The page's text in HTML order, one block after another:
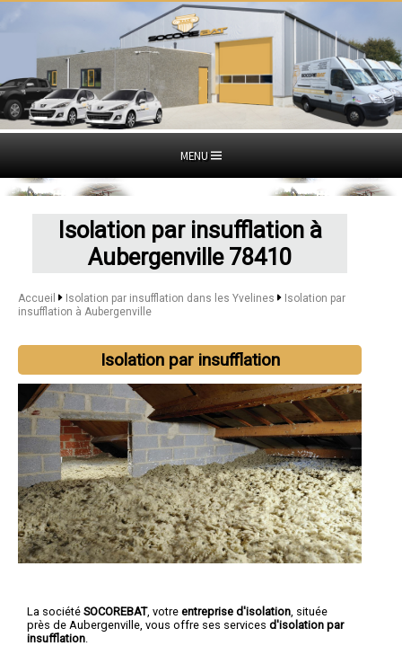
MENU
Isolation par insufflation à
Aubergenville 78410
Accueil Isolation par insufflation dans les Yvelines
Isolation par
insufflation à Aubergenville
Isolation par insufflation
La société SOCOREBAT, votre entreprise d'isolation , située
près de Aubergenville, vous offre ses services d'isolation par
insufflation